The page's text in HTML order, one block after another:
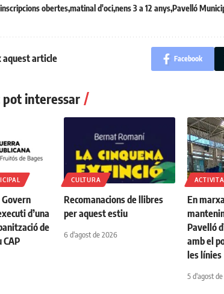
inscripcions obertesmatinal d'ocinens 3 a 12 anysPavelló
aquest article Facebook
pot interessar
Govern
d’una
de
CAP
CULTURA
Recomanacions de llibres
per aquest estiu
6 d'agost de 2026
En
Pavelló
amb el
les línies
5 d'agost